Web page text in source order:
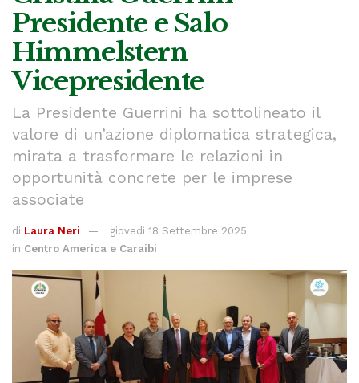
Presidente e Salo
Himmelstern
Vicepresidente
La Presidente Guerrini ha sottolineato il
valore di un’azione diplomatica strategica,
mirata a trasformare le relazioni in
opportunità concrete per le imprese
associate
di Laura Neri
giovedì 18 Settembre 2025
in Centro America e Caraibi